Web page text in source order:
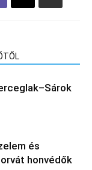
és
honvédők